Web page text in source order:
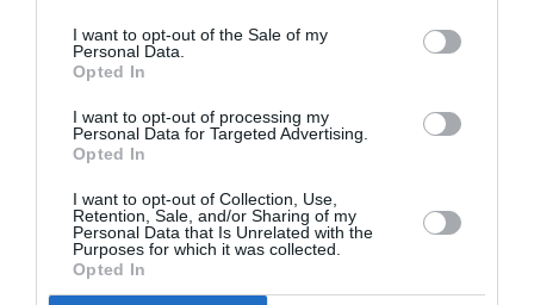
I want to opt-out of the Sale of my
Personal Data.
Opted In
I want to opt-out of processing my
Personal Data for Targeted Advertising.
Opted In
I want to opt-out of Collection, Use,
Retention, Sale, and/or Sharing of my
Personal Data that Is Unrelated with the
Purposes for which it was collected.
Opted In
Books, 2000).
(2) Vauxcelles, Gil Blas, 20 March 1907
(2016): 25–26.
Χωρίς Τίτλο, 2000, Μεικτή τεχνική σε ξύλο, 50 x 50 x 15 εκ.
Ταυτότητα Εκδήλωσης